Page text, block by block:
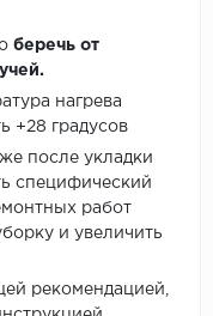
беречь от
нагрева
+28 градусов
после укладки
специфический
работ
и увеличить
рекомендацией,